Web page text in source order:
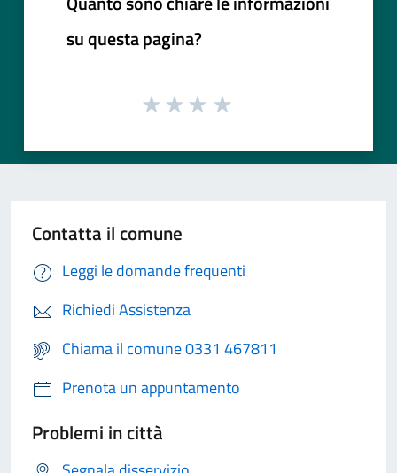
su questa pagina?
Contatta il comune
Leggi le domande frequenti
Richiedi Assistenza
Chiama il comune 0331 467811
Prenota un appuntamento
Problemi in città